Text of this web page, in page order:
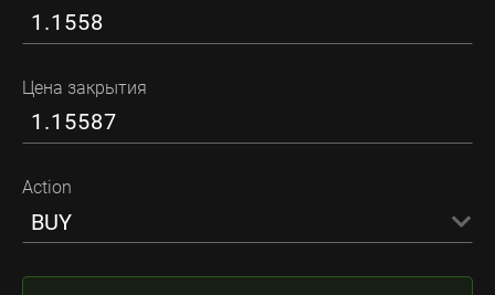
Цена закрытия
Action
BUY